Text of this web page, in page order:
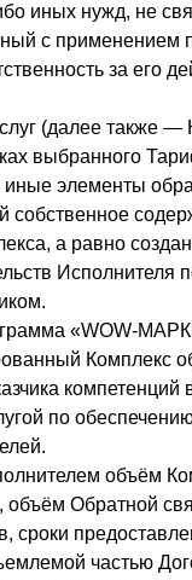
иных нужд, не
с
за его
(далее также —
выбранного
элементы
а равно
Исполнителя
«WOW-
Комплекс
по
объём
объём Обратной
частью